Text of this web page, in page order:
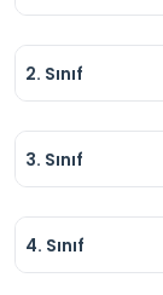
2. Sınıf
3. Sınıf
4. Sınıf